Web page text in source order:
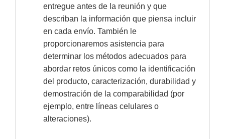
entregue antes de la reunión y que
describan la información que piensa incluir
en cada envío. También le
proporcionaremos asistencia para
determinar los métodos adecuados para
abordar retos únicos como la identificación
del producto, caracterización, durabilidad y
demostración de la comparabilidad (por
ejemplo, entre líneas celulares o
alteraciones).